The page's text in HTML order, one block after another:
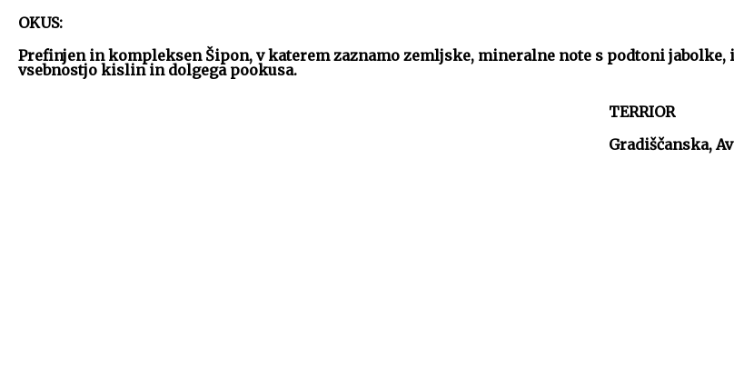
OKUS:
Prefinjen in kompleksen Šipon, v katerem zaznamo zemljske, mineralne note s podtoni
vsebnostjo kislin in dolgega pookusa.
TERRIOR
Gradiščanska,